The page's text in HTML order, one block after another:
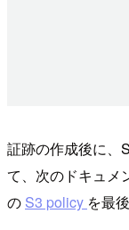
証跡の作成後に、
て、次のドキュメ
の S3 policy を最